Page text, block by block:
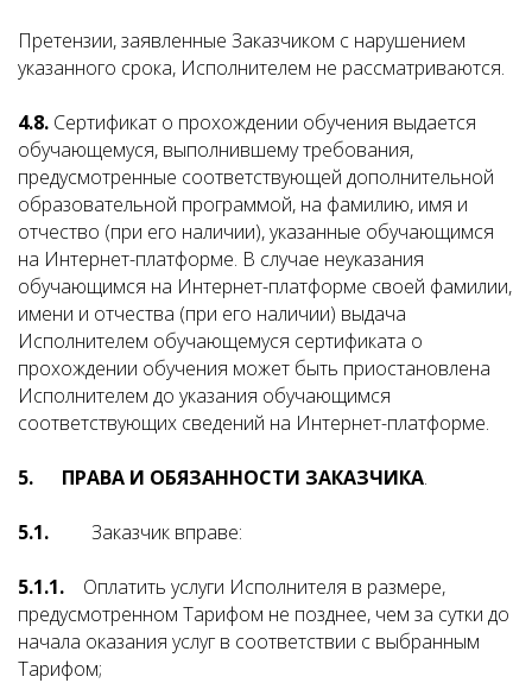
Претензии, заявленные Заказчиком с нарушением
указанного срока, Исполнителем не рассматриваются.
4.8. Сертификат о прохождении обучения выдается
обучающемуся, выполнившему требования,
предусмотренные соответствующей дополнительной
образовательной программой, на фамилию, имя и
отчество (при его наличии), указанные обучающимся
на Интернет-платформе. В случае неуказания
обучающимся на Интернет-платформе своей фамилии,
имени и отчества (при его наличии) выдача
Исполнителем обучающемуся сертификата о
прохождении обучения может быть приостановлена
Исполнителем до указания обучающимся
соответствующих сведений на Интернет-платформе.
5. ПРАВА И ОБЯЗАННОСТИ ЗАКАЗЧИКА.
5.1. Заказчик вправе:
5.1.1.
Оплатить услуги Исполнителя в размере,
предусмотренном Тарифом не позднее, чем за сутки до
начала оказания услуг в соответствии с выбранным
Тарифом;